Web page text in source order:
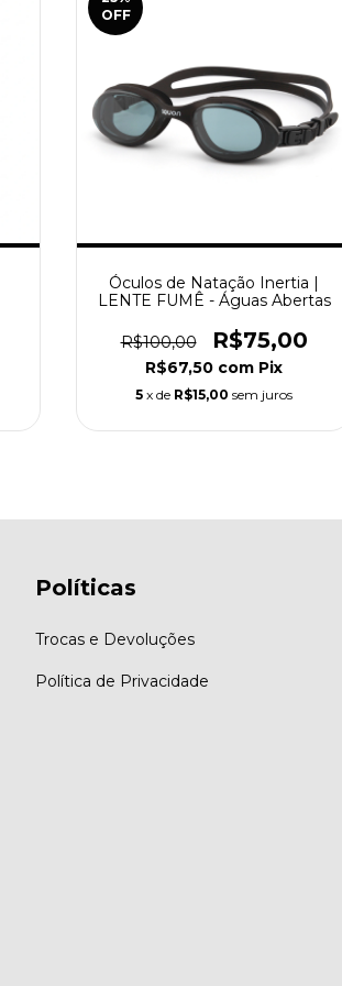
OFF
Óculos de Natação Inertia |
LENTE FUMÊ - Águas Abertas
R$100,00 R$75,00
R$67,50 com Pix
5 x de R$15,00 sem juros
Políticas
Trocas e Devoluções
Política de Privacidade